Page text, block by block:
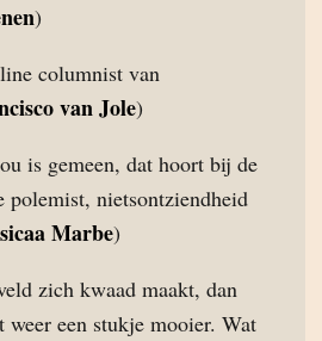
)
columnist van
van Jole)
is gemeen, dat hoort bij de
polemist, nietsontziendheid
Marbe)
zich kwaad maakt, dan
weer een stukje mooier. Wat